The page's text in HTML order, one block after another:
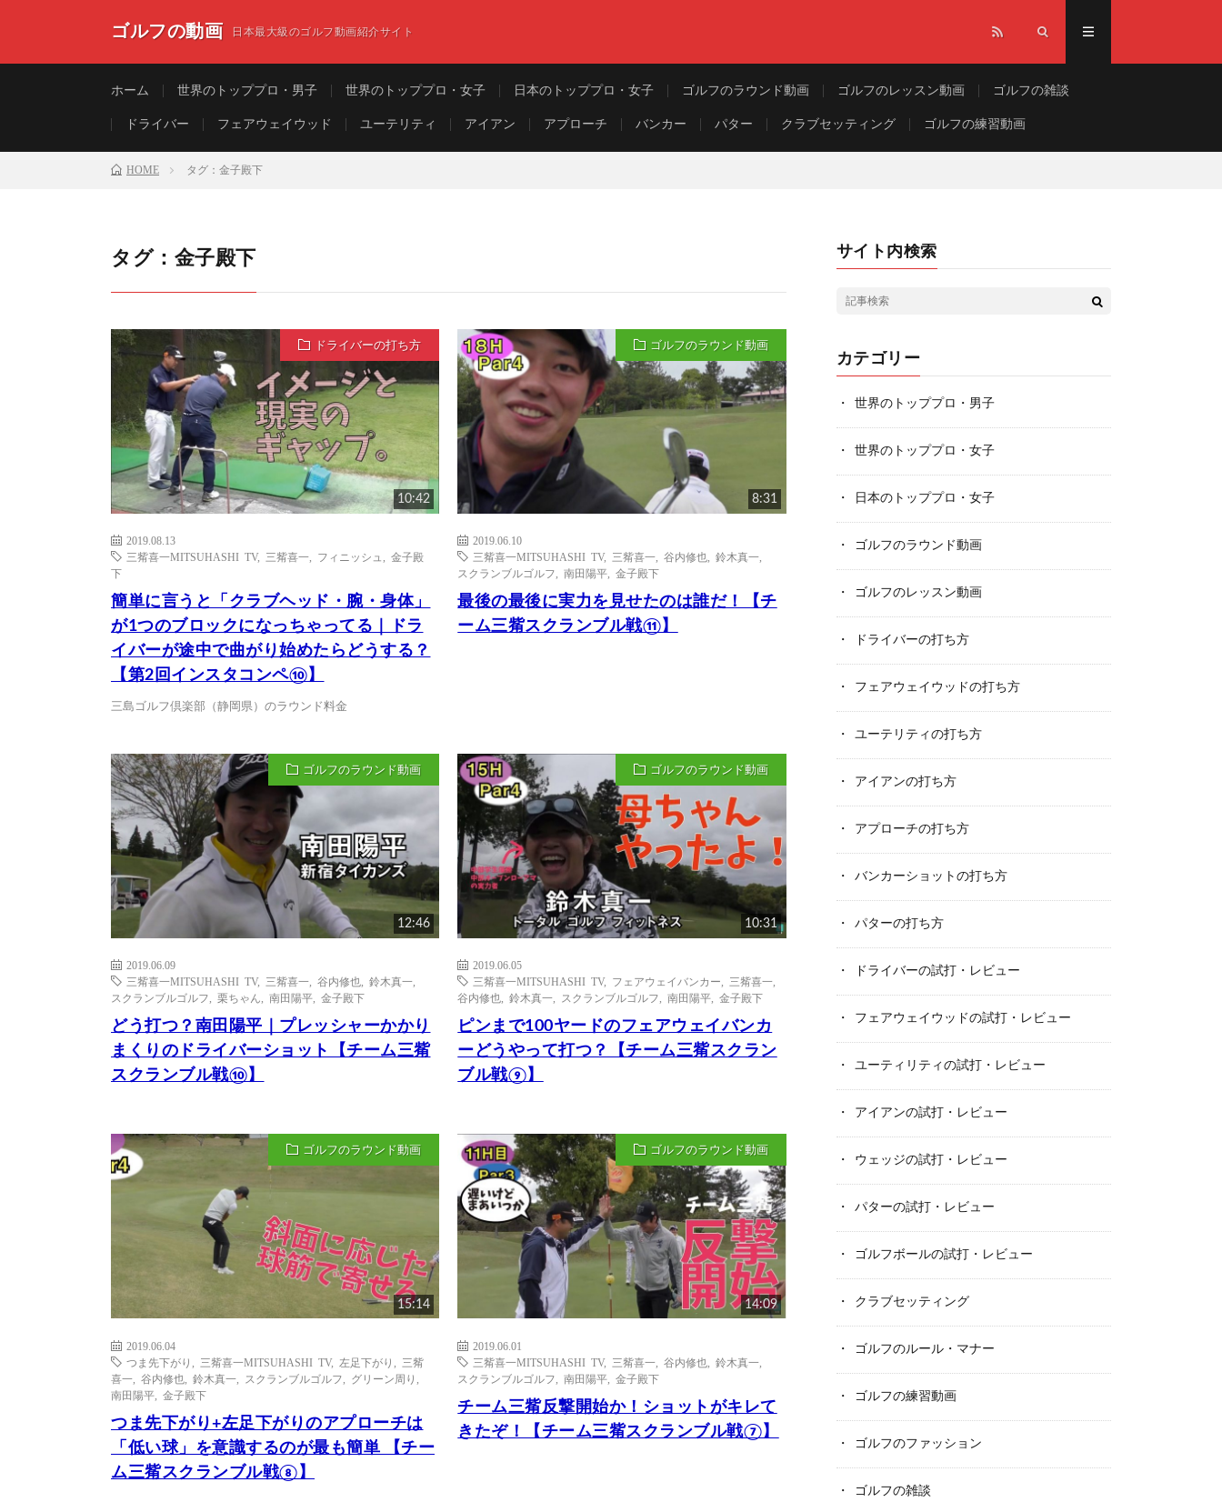
ゴルフの動画 日本最大級のゴルフ動画紹介サイト
ホーム 世界のトッププロ・男子 世界のトッププロ・女子 日本のトッププロ・女子 ゴルフのラウンド動画 ゴルフのレッスン動画 ゴルフの雑談
ドライバー フェアウェイウッド ユーテリティ アイアン アプローチ バンカー パター クラブセッティング ゴルフの練習動画
HOME タグ：金子殿下
タグ：金子殿下
ドライバーの打ち方
10:42
2019.08.13
三觜喜一MITSUHASHI TV, 三觜喜一 フィニッシュ
金子殿
下
簡単に言うと「クラブヘッド・腕・身体」
が1つのブロックになっちゃってる｜ドラ
イバーが途中で曲がり始めたらどうする？
【第2回インスタコンペ⑩】
三島ゴルフ倶楽部（静岡県）のラウンド料金
ゴルフのラウンド動画
8:31
2019.06.10
三觜喜一MITSUHASHI TV, 三觜喜一 ,谷内修也 ,鈴木真一
スクランブルゴルフ
,南田陽平 ,金子殿下
最後の最後に実力を見せたのは誰だ！【チ
ーム三觜スクランブル戦⑪】
ゴルフのラウンド動画
12:46
2019.06.09
三觜喜一MITSUHASHI TV, 三觜喜一 谷内修也 鈴木真一
スクランブルゴルフ
栗ちゃん 南田陽平 金子殿下
どう打つ？南田陽平｜プレッシャーかかり
まくりのドライバーショット【チーム三觜
スクランブル戦⑩】
ゴルフのラウンド動画
10:31
2019.06.05
三觜喜一MITSUHASHI TV, フェアウェイバンカー 三觜喜一
谷内修也 ,鈴木真一 スクランブルゴルフ ,南田陽平 ,金子殿下
ピンまで100ヤードのフェアウェイバンカ
ーどうやって打つ？【チーム三觜スクラン
ブル戦⑨】
ゴルフのラウンド動画
15:14
2019.06.04
つま先下がり
三觜喜一MITSUHASHI TV, 左足下がり
三觜
喜一
谷内修也 鈴木真一 スクランブルゴルフ グリーン周り
南田陽平
金子殿下
つま先下がり+左足下がりのアプローチは
「低い球」を意識するのが最も簡単 【チー
ム三觜スクランブル戦⑧】
ゴルフのラウンド動画
14:09
2019.06.01
三觜喜一MITSUHASHI TV, 三觜喜一 ,谷内修也 ,鈴木真一
スクランブルゴルフ
,南田陽平 ,金子殿下
チーム三觜反撃開始か！ショットがキレて
きたぞ！【チーム三觜スクランブル戦⑦】
サイト内検索
カテゴリー
世界のトッププロ・男子
世界のトッププロ・女子
日本のトッププロ・女子
ゴルフのラウンド動画
ゴルフのレッスン動画
ドライバーの打ち方
フェアウェイウッドの打ち方
ユーテリティの打ち方
アイアンの打ち方
アプローチの打ち方
バンカーショットの打ち方
パターの打ち方
ドライバーの試打・レビュー
フェアウェイウッドの試打・レビュー
ユーティリティの試打・レビュー
アイアンの試打・レビュー
ウェッジの試打・レビュー
パターの試打・レビュー
ゴルフボールの試打・レビュー
クラブセッティング
ゴルフのルール・マナー
ゴルフの練習動画
ゴルフのファッション
ゴルフの雑談